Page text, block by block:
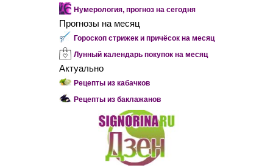
Нумерология, прогноз на сегодня
Прогнозы на месяц
Гороскоп стрижек и причёсок на месяц
Лунный календарь покупок на месяц
Актуально
Рецепты из кабачков
Рецепты из баклажанов